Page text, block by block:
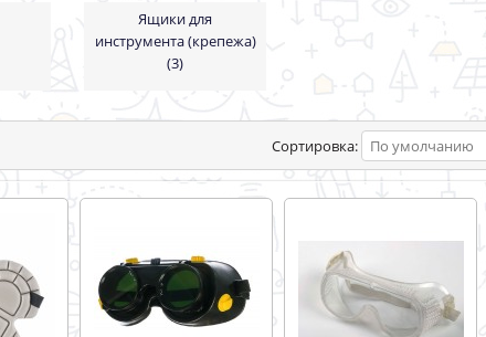
Ящики для
инструмента (крепежа)
(3)
Сортировка: По умолчанию